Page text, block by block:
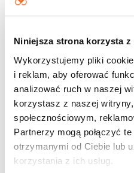
Niniejsza strona korzysta
Wykorzystujemy pliki
i reklam, aby oferować
analizować ruch w naszej
korzystasz z naszej
społecznościowym,
Partnerzy mogą połączyć
otrzymanymi od Ciebie lub
korzystania z ich usług.